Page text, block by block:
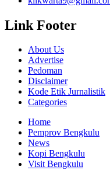
Link Footer
About Us
Advertise
Pedoman
Disclaimer
Kode Etik Jurnalistik
Categories
Home
Pemprov Bengkulu
News
Kopi Bengkulu
Visit Bengkulu